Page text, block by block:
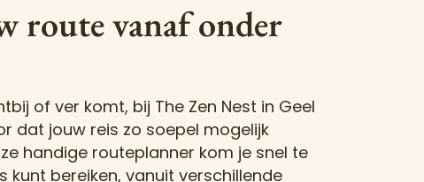
route vanaf onder
of ver komt, bij The Zen Nest in Geel
dat jouw reis zo soepel mogelijk
handige routeplanner kom je snel te
kunt bereiken, vanuit verschillende